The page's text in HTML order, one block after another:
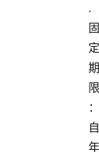
.
固
定
期
限
：
自
年